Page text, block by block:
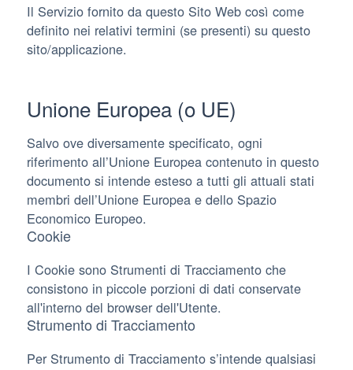
Il Servizio fornito da questo Sito Web così come
definito nei relativi termini (se presenti) su questo
sito/applicazione.
Unione Europea (o UE)
Salvo ove diversamente specificato, ogni
riferimento all’Unione Europea contenuto in questo
documento si intende esteso a tutti gli attuali stati
membri dell’Unione Europea e dello Spazio
Economico Europeo.
Cookie
I Cookie sono Strumenti di Tracciamento che
consistono in piccole porzioni di dati conservate
all'interno del browser dell'Utente.
Strumento di Tracciamento
Per Strumento di Tracciamento s’intende qualsiasi